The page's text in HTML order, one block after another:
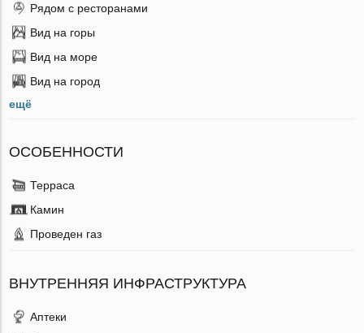
Рядом с ресторанами
Вид на горы
Вид на море
Вид на город
ещё
ОСОБЕННОСТИ
Терраса
Камин
Проведен газ
ВНУТРЕННЯЯ ИНФРАСТРУКТУРА
Аптеки